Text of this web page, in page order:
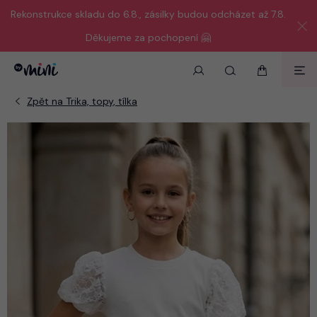
Rekonstrukce skladu do 6.8., zásilky budou odcházet až 7.8.
Děkujeme za pochopení 🤗